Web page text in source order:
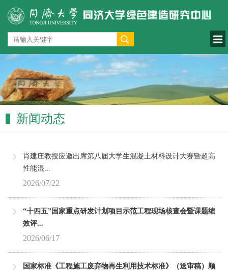
新闻动态
肖建庄教授应邀出席第八届大学生混凝土材料设计大赛暨超高
性能混...
2026/07/22
“十四五”国家重点研发计划项目示范工程现场核查会暨课题绩
效评...
2026/06/17
国家标准《工程施工废弃物再生利用技术标准》（送审稿）顺